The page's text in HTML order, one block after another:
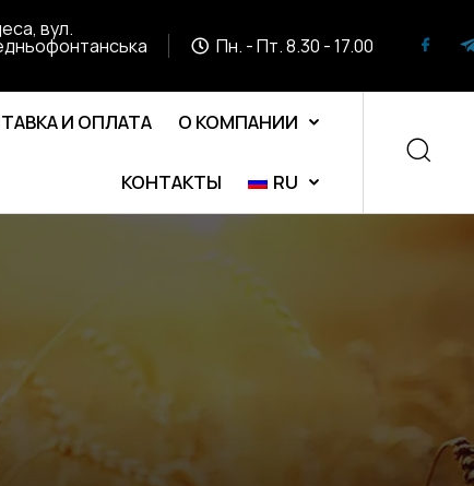
вул.
Пн. - Пт. 8.30 - 17.00
И ОПЛАТА О КОМПАНИИ
КОНТАКТЫ RU